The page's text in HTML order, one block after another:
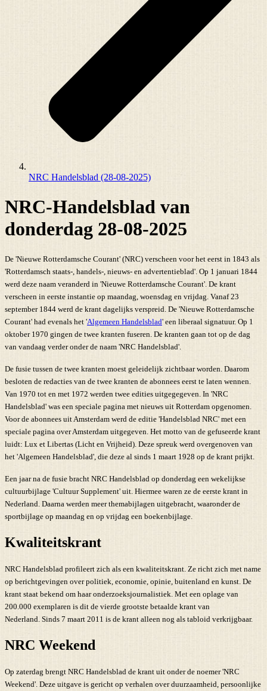
NRC Handelsblad (28-08-2025)
NRC-Handelsblad van
donderdag 28-08-2025
De 'Nieuwe Rotterdamsche Courant' (NRC) verscheen voor het eerst in 1843 als
'Rotterdamsch staats-, handels-, nieuws- en advertentieblad'. Op 1 januari 1844
werd deze naam veranderd in 'Nieuwe Rotterdamsche Courant'. De krant
verscheen in eerste instantie op maandag, woensdag en vrijdag. Vanaf 23
september 1844 werd de krant dagelijks verspreid. De 'Nieuwe Rotterdamsche
Courant' had evenals het 'Algemeen Handelsblad' een liberaal signatuur. Op 1
oktober 1970 gingen de twee kranten fuseren. De kranten gaan tot op de dag
van vandaag verder onder de naam 'NRC Handelsblad'.
De fusie tussen de twee kranten moest geleidelijk zichtbaar worden. Daarom
besloten de redacties van de twee kranten de abonnees eerst te laten wennen.
Van 1970 tot en met 1972 werden twee edities uitgegegeven. In 'NRC
Handelsblad' was een speciale pagina met nieuws uit Rotterdam opgenomen.
Voor de abonnees uit Amsterdam werd de editie 'Handelsblad NRC' met een
speciale pagina over Amsterdam uitgegeven. Het motto van de gefuseerde krant
luidt: Lux et Libertas (Licht en Vrijheid). Deze spreuk werd overgenoven van
het 'Algemeen Handelsblad', die deze al sinds 1 maart 1928 op de krant prijkt.
Een jaar na de fusie bracht NRC Handelsblad op donderdag een wekelijkse
cultuurbijlage 'Cultuur Supplement' uit. Hiermee waren ze de eerste krant in
Nederland. Daarna werden meer themabijlagen uitgebracht, waaronder de
sportbijlage op maandag en op vrijdag een boekenbijlage.
Kwaliteitskrant
NRC Handelsblad profileert zich als een kwaliteitskrant. Ze richt zich met name
op berichtgevingen over politiek, economie, opinie, buitenland en kunst. De
krant staat bekend om haar onderzoeksjournalistiek. Met een oplage van
200.000 exemplaren is dit de vierde grootste betaalde krant van
Nederland. Sinds 7 maart 2011 is de krant alleen nog als tabloid verkrijgbaar.
NRC Weekend
Op zaterdag brengt NRC Handelsblad de krant uit onder de noemer 'NRC
Weekend'. Deze uitgave is gericht op verhalen over duurzaamheid, persoonlijke